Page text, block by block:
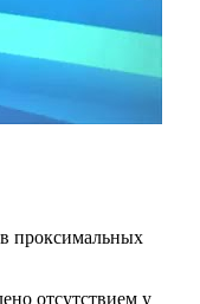
проксимальных
отсутствием у